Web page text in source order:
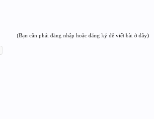
(Bạn cần phải đăng nhập hoặc đăng ký để viết bài ở đây)